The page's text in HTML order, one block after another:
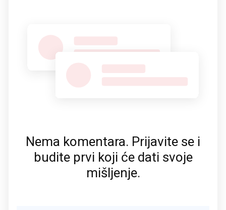
Nema komentara. Prijavite se i
budite prvi koji će dati svoje
mišljenje.